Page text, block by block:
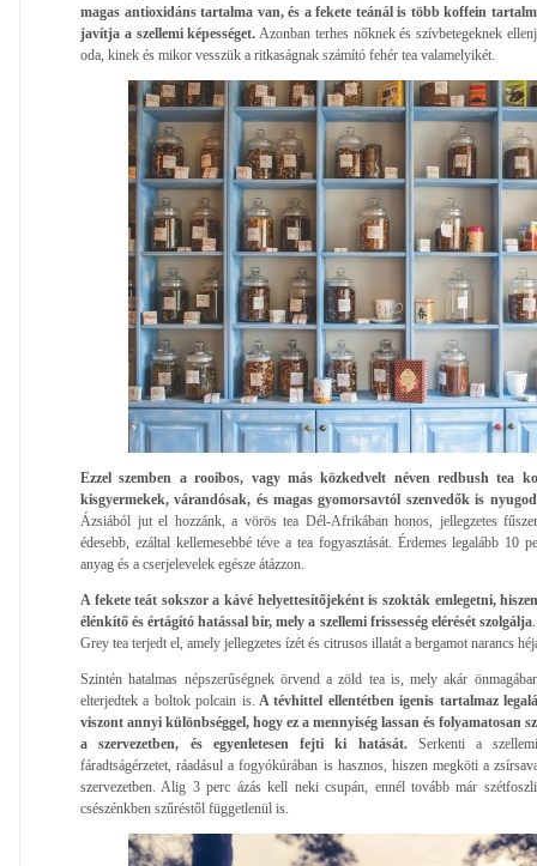
magas antioxidáns tartalma van, és a fekete teánál is több koffein
javítja a szellemi képességet. Azonban terhes nőknek és szívbetegeknek
oda, kinek és mikor vesszük a ritkaságnak számító fehér tea valamelyikét.
Ezzel szemben a rooibos, vagy más közkedvelt néven redbush tea
kisgyermekek, várandósak, és magas gyomorsavtól szenvedők is
Ázsiából jut el hozzánk, a vörös tea Dél-Afrikában honos, jellegzetes
édesebb, ezáltal kellemesebbé téve a tea fogyasztását. Érdemes legalább 10
anyag és a cserjelevelek egésze átázzon.
A fekete teát sokszor a kávé helyettesítőjeként is szokták emlegetni,
élénkítő és értágító hatással bír, mely a szellemi frissesség elérését szolgálja
Grey tea terjedt el, amely jellegzetes ízét és citrusos illatát a bergamot narancs
Szintén hatalmas népszerűségnek örvend a zöld tea is, mely akár
elterjedtek a boltok polcain is. A tévhittel ellentétben igenis tartalmaz
viszont annyi különbséggel, hogy ez a mennyiség lassan és folyamatosan
a szervezetben, és egyenletesen fejti ki hatását.Serkenti a szellemi
fáradtságérzetet, ráadásul a fogyókúrában is hasznos, hiszen megköti a
szervezetben. Alig 3 perc ázás kell neki csupán, ennél tovább már
csészénkben szűréstől függetlenül is.